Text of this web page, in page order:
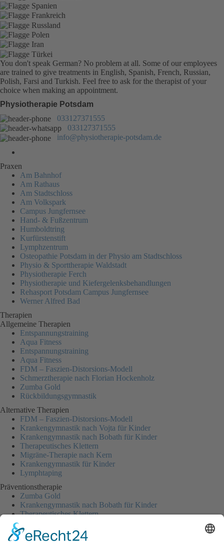
You don't speak German? No problem at all. Some of our employees
are trained to give treatments in English, Spanish, French, Russian,
Polish, Farsi and Turkish. Feel free to ask for the therapist of your
choice when making an appointment.
Physiotherapie Potsdam
033127371555
033127371555
info@physiotherapie-potsdam.de
Praxen
Am Bahnhof
Am Rathaus
Am Stadtschloss
Am Volkspark
Campus Jungfernsee
Hand- & Fußzentrum
Humboldtring
Kurfürstenstift
Lymphzentrum
Osteopathie Potsdam in der Physio am Stadtschloss
Physio & Sporttherapie Waldstadt
Physiotherapie Ferch
Physiotherapie und Kiefergelenksbehandlungen
Rehasport Potsdam Campus Jungfernsee
Werner Alfred Bad
Therapien
Allgemeine Therapien
Entspannungstraining
Aqua Fitness
Entspannungstraining
Aqua Fitness
FDM – Faszien-Distorsions-Modell
Schmerztherapie nach Florian Hockenholz
Zumba Gold
Rückbildungsgymnastik
Alternative Therapien
FDM – Faszien-Distorsions-Modell
Krankengymnastik nach Vojta für Kinder
Krankengymnastik nach Bobath für Kinder
Therapeutisches Klettern
Migräne-Therapie nach Kern
Krankengymnastik für Kinder
Lymphtaping
Präventionstherapie
Zumba Gold
Krankengymnastik nach Bobath für Kinder
Therapeutisches Klettern
Krankengymnastik für Kinder
Lymphtaping